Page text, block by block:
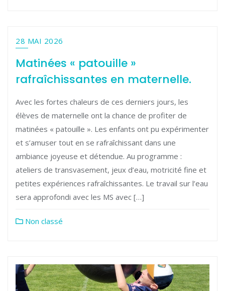
28 MAI 2026
Matinées « patouille »
rafraîchissantes en maternelle.
Avec les fortes chaleurs de ces derniers jours, les
élèves de maternelle ont la chance de profiter de
matinées « patouille ». Les enfants ont pu expérimenter
et s’amuser tout en se rafraîchissant dans une
ambiance joyeuse et détendue. Au programme :
ateliers de transvasement, jeux d’eau, motricité fine et
petites expériences rafraîchissantes. Le travail sur l’eau
sera approfondi avec les MS avec […]
Non classé